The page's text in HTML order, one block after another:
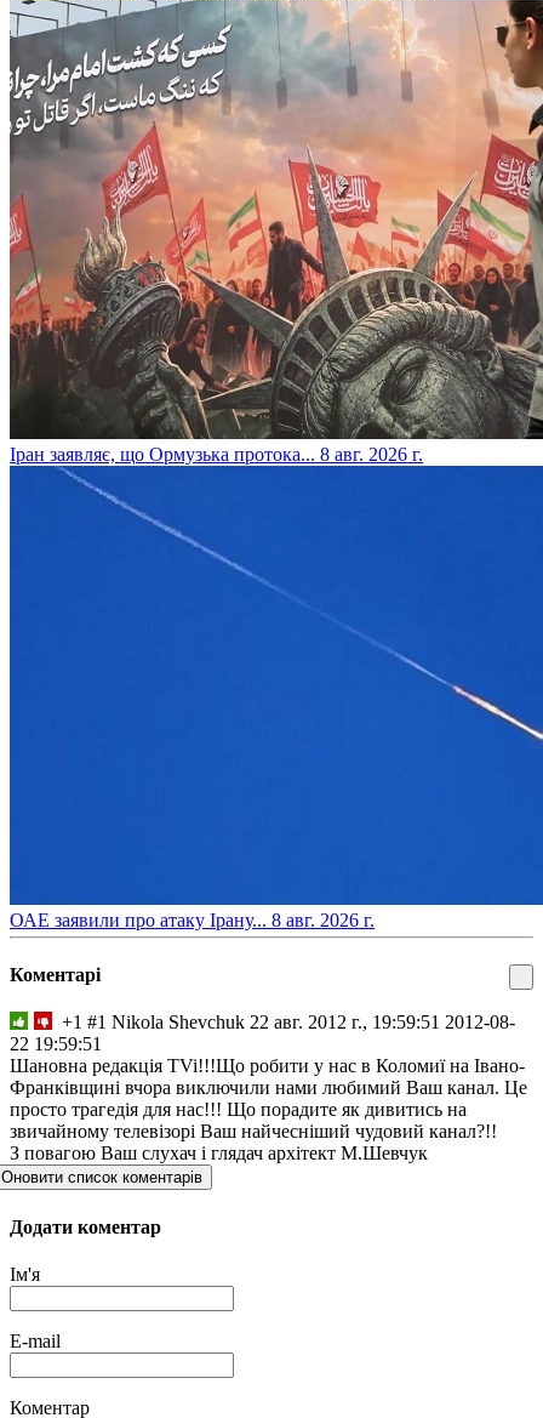
​Іран заявляє, що Ормузька протока... 8 авг. 2026 г.
​ОАЕ заявили про атаку Ірану... 8 авг. 2026 г.
Коментарі
+1 #1 Nikola Shevchuk 22 авг. 2012 г., 19:59:51 2012-08-
22 19:59:51
Шановна редакція TVi!!!Що робити у нас в Коломиї на Івано-
Франківщині вчора виключили нами любимий Ваш канал. Це
просто трагедія для нас!!! Що порадите як дивитись на
звичайному телевізорі Ваш найчесніший чудовий канал?!!
З повагою Ваш слухач і глядач архітект М.Шевчук
Оновити список коментарів
Додати коментар
Ім'я
E-mail
Коментар